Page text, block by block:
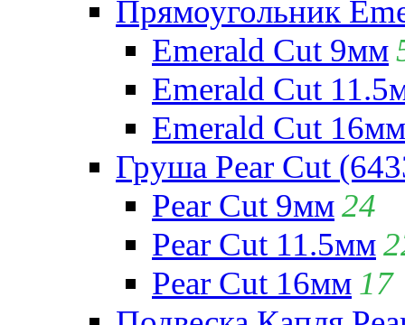
Прямоугольник
Emerald Cut 9мм
Emerald Cut
Emerald Cut 16мм
Груша Pear Cut
Pear Cut 9мм24
Pear Cut 11.5мм
Pear Cut 16мм 17